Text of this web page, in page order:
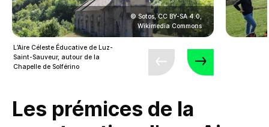
© Sotos, CC BY-SA 4.0,
Wikimedia Commons
L’Aire Céleste Éducative de Luz-
Saint-Sauveur, autour de la
Chapelle de Solférino
Les prémices de la